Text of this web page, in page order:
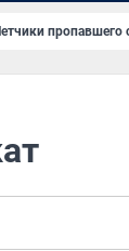
пропавшего